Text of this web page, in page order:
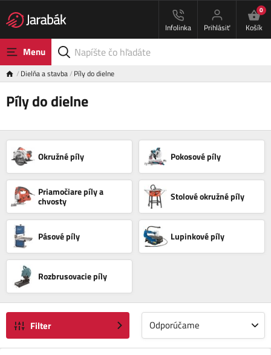
Infolinka Prihlásiť
0
Košík
Menu
Dielňa a stavba Píly do dielne
Píly do dielne
Okružné píly Pokosové píly
Priamočiare píly a
chvosty Stolové okružné píly
Pásové píly Lupinkové píly
Rozbrusovacie píly
Filter Odporúčame